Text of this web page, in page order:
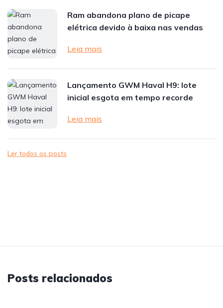
Ram abandona plano de picape
elétrica devido à baixa nas vendas
Leia mais
Lançamento GWM Haval H9: lote
inicial esgota em tempo recorde
Leia mais
Ler todos os posts
Posts relacionados